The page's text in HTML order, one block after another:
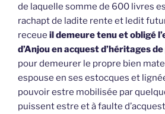
de laquelle somme de 600 livres
rachapt de ladite rente et ledit
receue il demeure tenu et obligé
d’Anjou en acquest d’héritages
pour demeurer le propre bien
espouse en ses estocques et
pouvoir estre mobilisée par
puissent estre et à faulte